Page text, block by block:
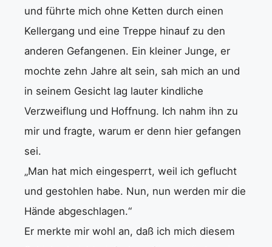
und führte mich ohne Ketten durch einen
Kellergang und eine Treppe hinauf zu den
anderen Gefangenen. Ein kleiner Junge, er
mochte zehn Jahre alt sein, sah mich an und
in seinem Gesicht lag lauter kindliche
Verzweiflung und Hoffnung. Ich nahm ihn zu
mir und fragte, warum er denn hier gefangen
sei.
„Man hat mich eingesperrt, weil ich geflucht
und gestohlen habe. Nun, nun werden mir die
Hände abgeschlagen.“
Er merkte mir wohl an, daß ich mich diesem